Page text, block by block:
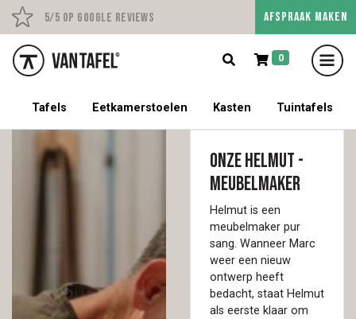
5/5 op Google Reviews Persoonlijk advies op
AFSPRAAK MAKEN
0
5% korting op een tafel met stoelen!
Tafels Eetkamerstoelen Kasten Tuintafels
Onze Helmut -
Meubelmaker
Helmut is een
meubelmaker pur
sang. Wanneer Marc
weer een nieuw
ontwerp heeft
bedacht, staat Helmut
als eerste klaar om